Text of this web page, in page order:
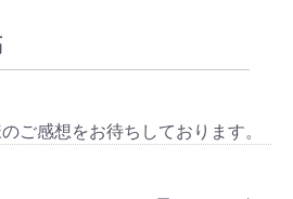
ご感想をお待ちしております。